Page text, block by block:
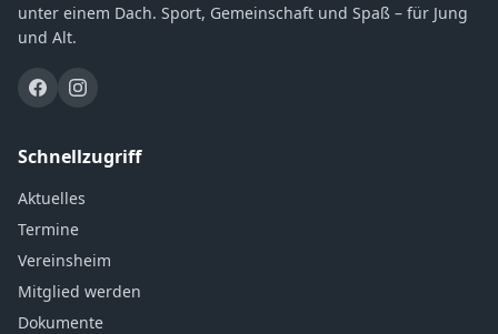
unter einem Dach. Sport, Gemeinschaft und Spaß – für Jung
und Alt.
Schnellzugriff
Aktuelles
Termine
Vereinsheim
Mitglied werden
Dokumente